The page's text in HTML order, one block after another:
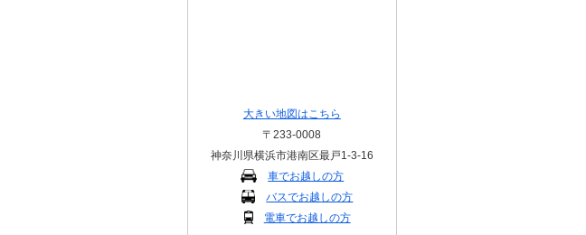
大きい地図はこちら
〒233-0008
神奈川県横浜市港南区最戸1-3-16
車でお越しの方
バスでお越しの方
電車でお越しの方